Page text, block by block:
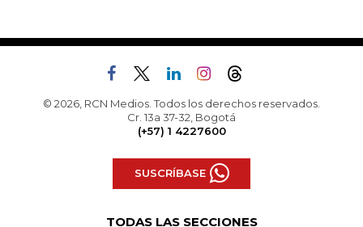
© 2026, RCN Medios. Todos los derechos reservados.
Cr. 13a 37-32, Bogotá
(+57) 1 4227600
SUSCRÍBASE
TODAS LAS SECCIONES